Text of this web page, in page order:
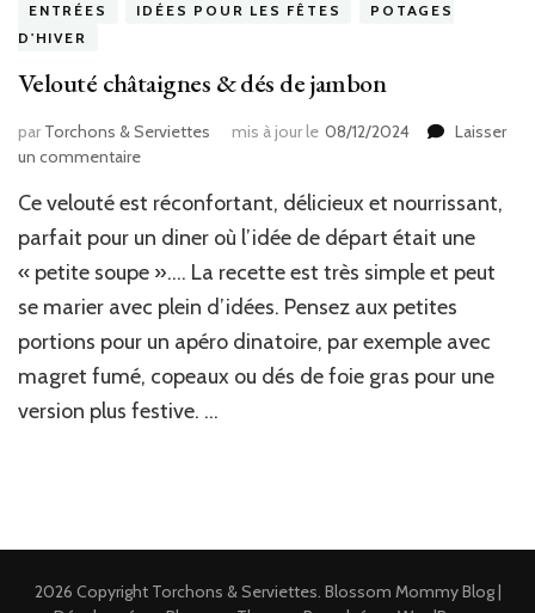
ENTRÉES IDÉES POUR LES FÊTES
POTAGES
D'HIVER
Velouté châtaignes & dés de jambon
par Torchons & Serviettes mis à jour le 08/12/2024
Laisser
un commentairesur
châtaignes
&
de
jambon
Ce velouté est réconfortant, délicieux et nourrissant,
parfait pour un diner où l’idée de départ était une
« petite soupe »…. La recette est très simple et peut
se marier avec plein d’idées. Pensez aux petites
portions pour un apéro dinatoire, par exemple avec
magret fumé, copeaux ou dés de foie gras pour une
version plus festive. …
2026 Copyright Torchons & Serviettes. Blossom Mommy Blog |